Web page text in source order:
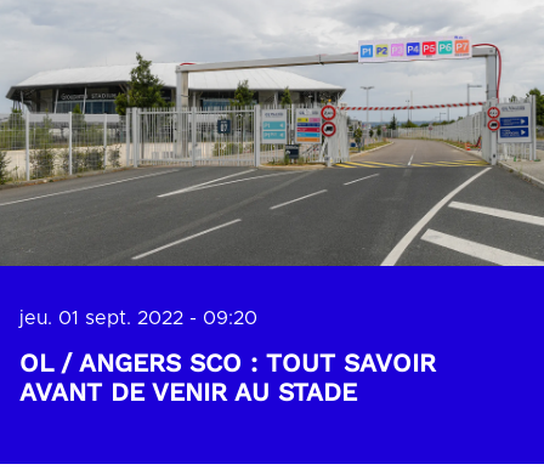
jeu. 01 sept. 2022 - 09:20
OL / ANGERS SCO : TOUT SAVOIR
AVANT DE VENIR AU STADE